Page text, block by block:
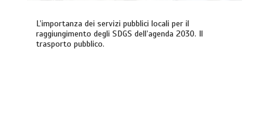
L’importanza dei servizi pubblici locali per il
raggiungimento degli SDGS dell’agenda 2030. Il
trasporto pubblico.